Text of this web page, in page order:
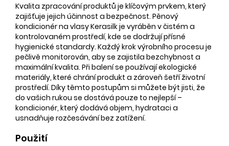
Kvalita zpracování produktů je klíčovým prvkem, který
zajišťuje jejich účinnost a bezpečnost. Pěnový
kondicionér na vlasy Kerasilk je vyráběn v čistém a
kontrolovaném prostředí, kde se dodržují přísné
hygienické standardy. Každý krok výrobního procesu je
pečlivě monitorován, aby se zajistila bezchybnost a
maximální kvalita. Při balení se používají ekologické
materiály, které chrání produkt a zároveň šetří životní
prostředí. Díky těmto postupům si můžete být jisti, že
do vašich rukou se dostává pouze to nejlepší –
kondicionér, který dodává objem, hydrataci a
usnadňuje rozčesávání bez zatížení.
Použití